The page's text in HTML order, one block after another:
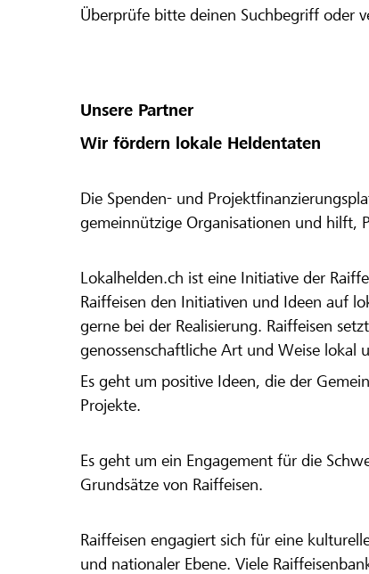
Überprüfe bitte deinen Suchbegriff oder
Unsere Partner
Wir fördern lokale Heldentaten
Die Spenden- und
gemeinnützige Organisationen und hilft,
Lokalhelden.ch ist eine Initiative der
Raiffeisen den Initiativen und Ideen auf
gerne bei der Realisierung. Raiffeisen
genossenschaftliche Art und Weise lokal
Es geht um positive Ideen, die der
Projekte.
Es geht um ein Engagement für die
Grundsätze von Raiffeisen.
Raiffeisen engagiert sich für eine
und nationaler Ebene. Viele